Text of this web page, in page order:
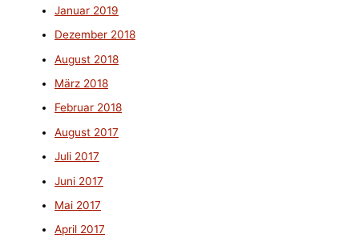
Januar 2019
Dezember 2018
August 2018
März 2018
Februar 2018
August 2017
Juli 2017
Juni 2017
Mai 2017
April 2017